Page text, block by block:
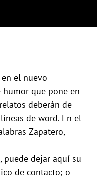
el nuevo
que pone en
deberán de
de word. En el
Zapatero,
puede dejar aquí su
de contacto; o